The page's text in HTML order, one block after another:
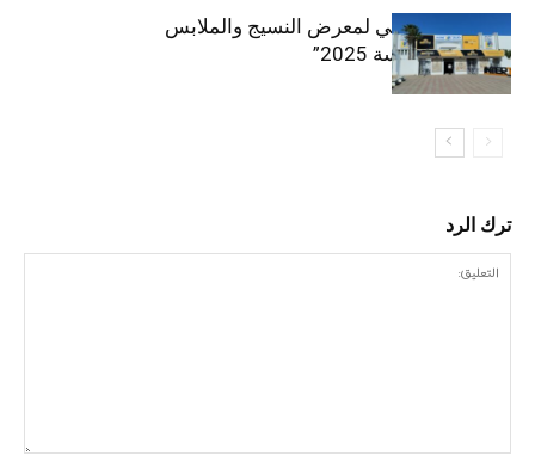
الافتتاح الرسمي لمعرض النسيج والملابس
“إنترتكس سوسة 2025”
ترك الرد